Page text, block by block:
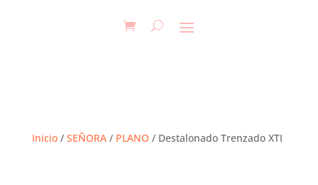
Inicio/ SEÑORA/ PLANO / Destalonado Trenzado XTI